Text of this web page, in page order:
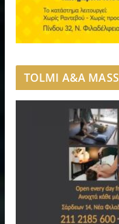
TOLMI A&A